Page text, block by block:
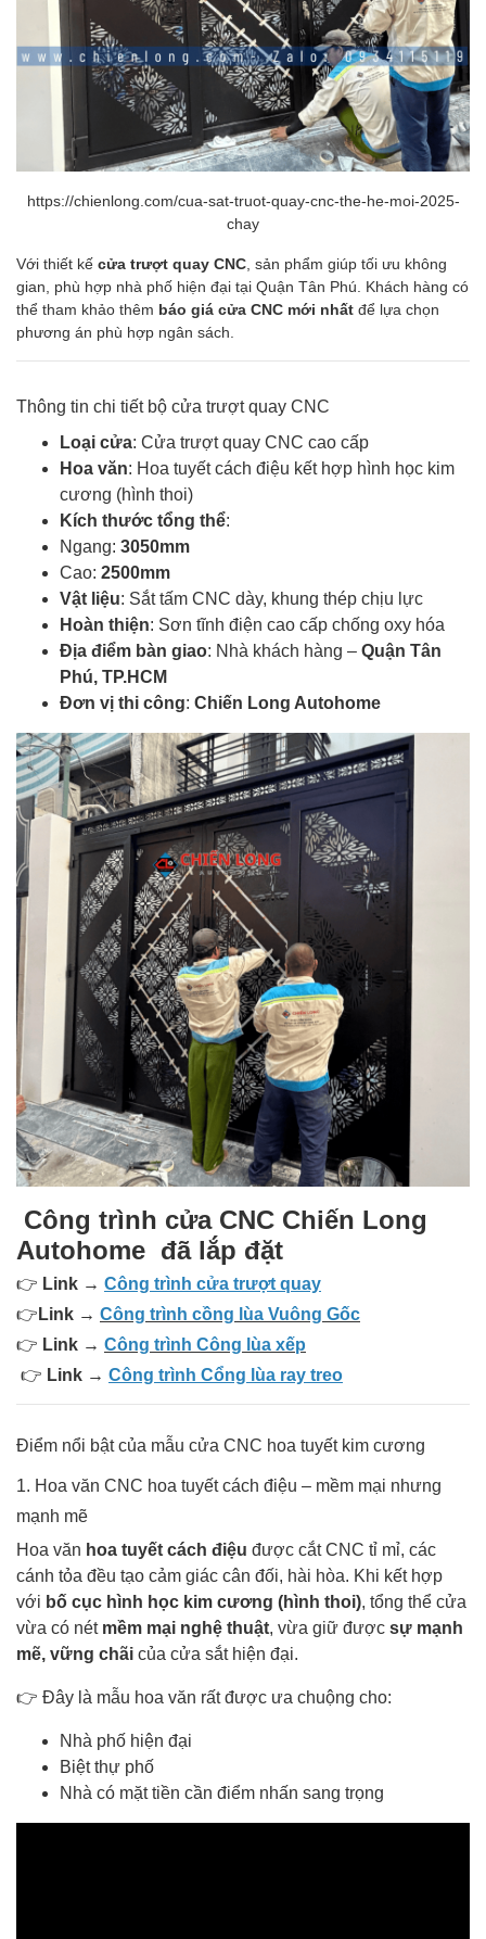
https://chienlong.com/cua-sat-truot-quay-cnc-the-he-moi-2025-
chay
Với thiết kế cửa trượt quay CNC , sản phẩm giúp tối ưu không
gian, phù hợp nhà phố hiện đại tại Quận Tân Phú. Khách hàng có
thể tham khảo thêm báo giá cửa CNC mới nhất để lựa chọn
phương án phù hợp ngân sách.
Thông tin chi tiết bộ cửa trượt quay CNC
Loại cửa: Cửa trượt quay CNC cao cấp
Hoa văn: Hoa tuyết cách điệu kết hợp hình học kim
cương (hình thoi)
Kích thước tổng thể:
Ngang: 3050mm
Cao: 2500mm
Vật liệu: Sắt tấm CNC dày, khung thép chịu lực
Hoàn thiện: Sơn tĩnh điện cao cấp chống oxy hóa
Địa điểm bàn giao: Nhà khách hàng – Quận Tân
Phú, TP.HCM
Đơn vị thi công: Chiến Long Autohome
Công trình cửa CNC Chiến Long
Autohome đã lắp đặt
👉 Link → Công trình cửa trượt quay
👉Link → Công trình cồng lùa Vuông Gốc
👉 Link → Công trình Công lùa xếp
👉 Link → Công trình Cổng lùa ray treo
Điểm nổi bật của mẫu cửa CNC hoa tuyết kim cương
1. Hoa văn CNC hoa tuyết cách điệu – mềm mại nhưng
mạnh mẽ
Hoa văn hoa tuyết cách điệu được cắt CNC tỉ mỉ, các
cánh tỏa đều tạo cảm giác cân đối, hài hòa. Khi kết hợp
với bố cục hình học kim cương (hình thoi), tổng thể cửa
vừa có nét mềm mại nghệ thuật, vừa giữ được sự mạnh
mẽ, vững chãi của cửa sắt hiện đại.
👉 Đây là mẫu hoa văn rất được ưa chuộng cho:
Nhà phố hiện đại
Biệt thự phố
Nhà có mặt tiền cần điểm nhấn sang trọng